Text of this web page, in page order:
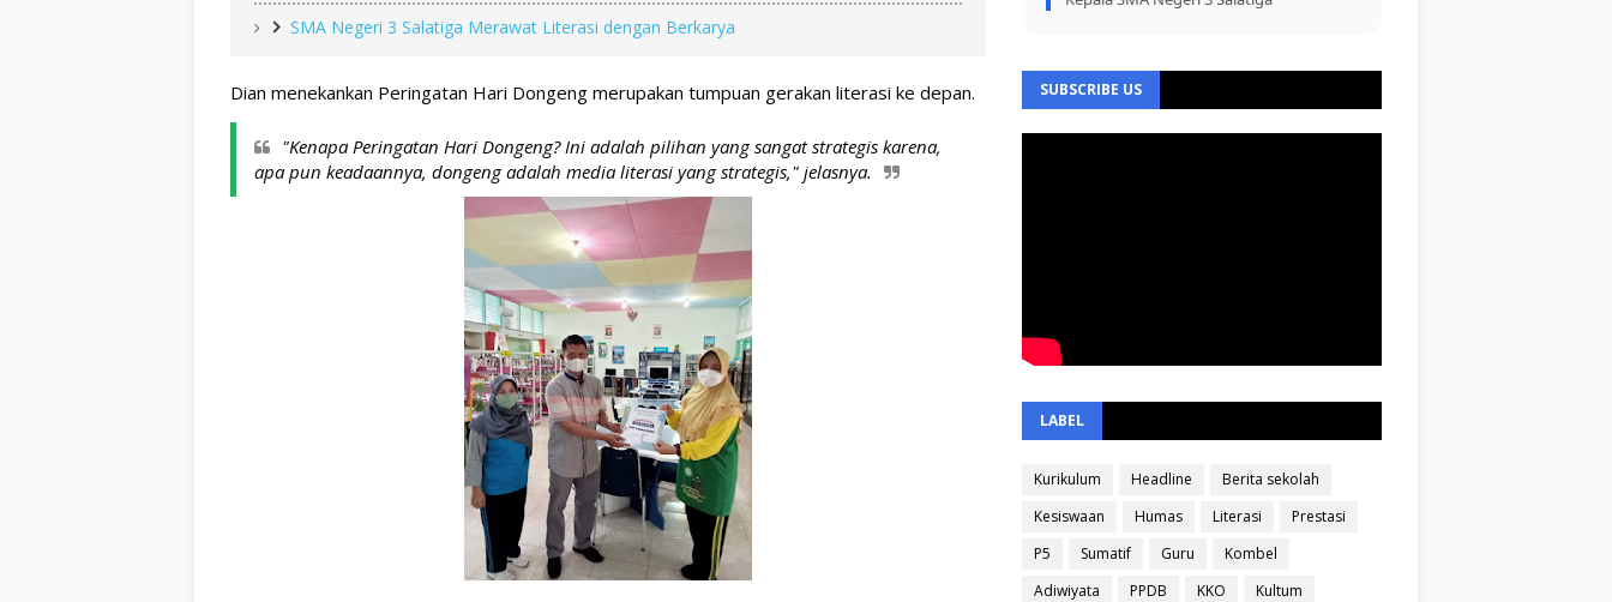
SMA Negeri 3 Salatiga Merawat Literasi dengan Berkarya
Dian menekankan Peringatan Hari Dongeng merupakan tumpuan gerakan literasi ke depan.
"Kenapa Peringatan Hari Dongeng? Ini adalah pilihan yang sangat strategis karena,
apa pun keadaannya, dongeng adalah media literasi yang strategis," jelasnya.
SUBSCRIBE US
LABEL
Kurikulum Headline
Berita sekolah
Kesiswaan
Humas Literasi
Prestasi
P5
Sumatif Guru
Kombel
Adiwiyata
PPDB KKO
Kultum